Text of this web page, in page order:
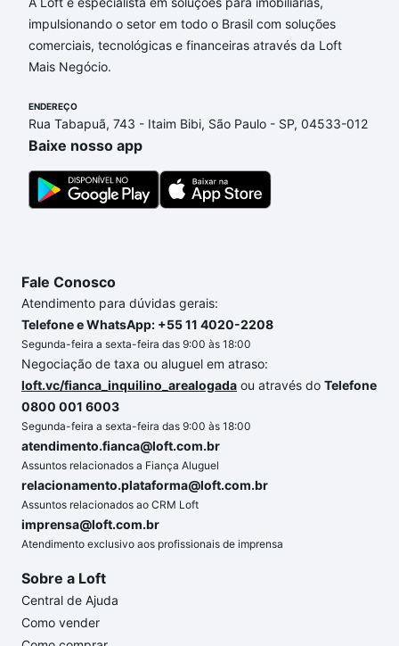
0 e com nossas opções de financiamento imobiliário
as parcelas podem se adequar ao seu orçamento.
Se ainda tem alguma dúvida dos custos envolvidos
quanto custa comprar um apartamento
a gente para comprar o imóvel dos seus sonhos
com segurança e conforto. Loft, com você até as
chaves.
impulsionando o setor em todo o Brasil com soluções
comerciais, tecnológicas e financeiras através da Loft
Mais Negócio.
ENDEREÇO
Rua Tabapuã, 743 - Itaim Bibi, São Paulo - SP, 04533-012
Baixe nosso app
Fale Conosco
Atendimento para dúvidas gerais:
Telefone e WhatsApp: +55 11 4020-2208
Segunda-feira a sexta-feira das 9:00 às 18:00
Negociação de taxa ou aluguel em atraso:
loft.vc/fianca_inquilino_arealogada ou através do Telefone
0800 001 6003
Segunda-feira a sexta-feira das 9:00 às 18:00
atendimento.fianca@loft.com.br
Assuntos relacionados a Fiança Aluguel
relacionamento.plataforma@loft.com.br
Assuntos relacionados ao CRM Loft
imprensa@loft.com.br
Atendimento exclusivo aos profissionais de imprensa
Sobre a Loft
Central de Ajuda
Como vender